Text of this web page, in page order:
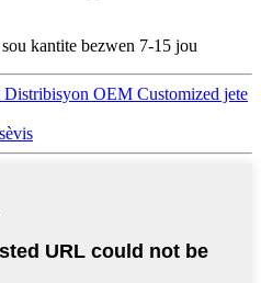
kantite bezwen 7-15 jou
OEM Customized jete